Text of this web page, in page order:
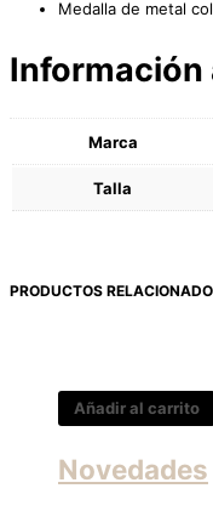
Medalla de metal
Información
Marca
Talla
PRODUCTOS
Añadir al carrito
Novedades